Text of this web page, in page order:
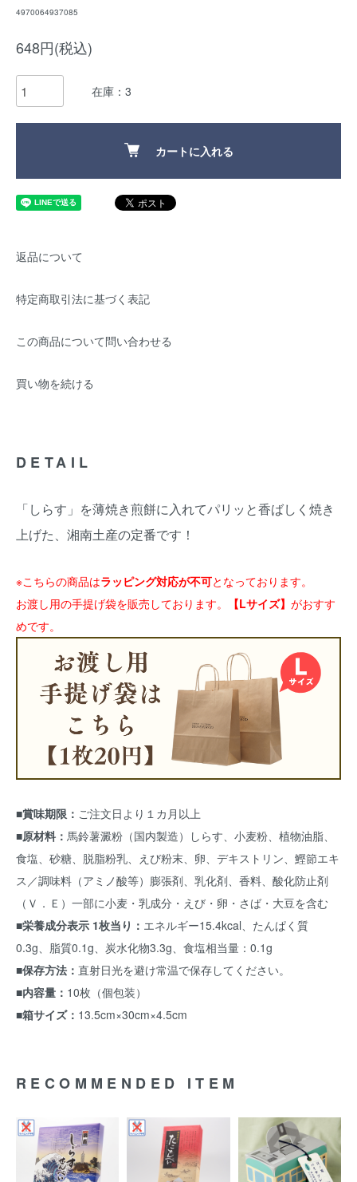
4970064937085
648円(税込)
在庫：3
カートに入れる
返品について
特定商取引法に基づく表記
この商品について問い合わせる
買い物を続ける
DETAIL
「しらす」を薄焼き煎餅に入れてパリッと香ばしく焼き
上げた、湘南土産の定番です！
※こちらの商品はラッピング対応が不可となっております。
お渡し用の手提げ袋を販売しております。
【Lサイズ】 がおすす
めです。
■賞味期限： ご注文日より１カ月以上
■原材料： 馬鈴薯澱粉（国内製造）しらす、小麦粉、植物油脂、
食塩、砂糖、脱脂粉乳、えび粉末、卵、デキストリン、鰹節エキ
ス／調味料（アミノ酸等）膨張剤、乳化剤、香料、酸化防止剤
（Ｖ．Ｅ）一部に小麦・乳成分・えび・卵・さば・大豆を含む
■栄養成分表示 1枚当り： エネルギー15.4kcal、たんぱく質
0.3g、脂質0.1g、炭水化物3.3g、食塩相当量：0.1g
■保存方法： 直射日光を避け常温で保存してください。
■内容量： 10枚（個包装）
■箱サイズ： 13.5cm×30cm×4.5cm
RECOMMENDED ITEM